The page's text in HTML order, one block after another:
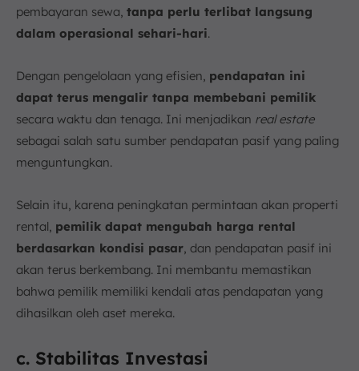
pembayaran sewa, tanpa perlu terlibat langsung
dalam operasional sehari-hari.
Dengan pengelolaan yang efisien, pendapatan ini
dapat terus mengalir tanpa membebani pemilik
secara waktu dan tenaga. Ini menjadikan real estate
sebagai salah satu sumber pendapatan pasif yang paling
menguntungkan.
Selain itu, karena peningkatan permintaan akan properti
rental, pemilik dapat mengubah harga rental
berdasarkan kondisi pasar, dan pendapatan pasif ini
akan terus berkembang. Ini membantu memastikan
bahwa pemilik memiliki kendali atas pendapatan yang
dihasilkan oleh aset mereka.
c. Stabilitas Investasi